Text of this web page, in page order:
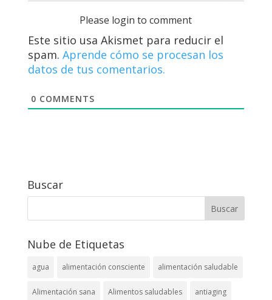
Please login to comment
Este sitio usa Akismet para reducir el
spam. Aprende cómo se procesan los
datos de tus comentarios.
0 COMMENTS
Buscar
Nube de Etiquetas
agua alimentación consciente alimentación saludable
Alimentación sana Alimentos saludables antiaging